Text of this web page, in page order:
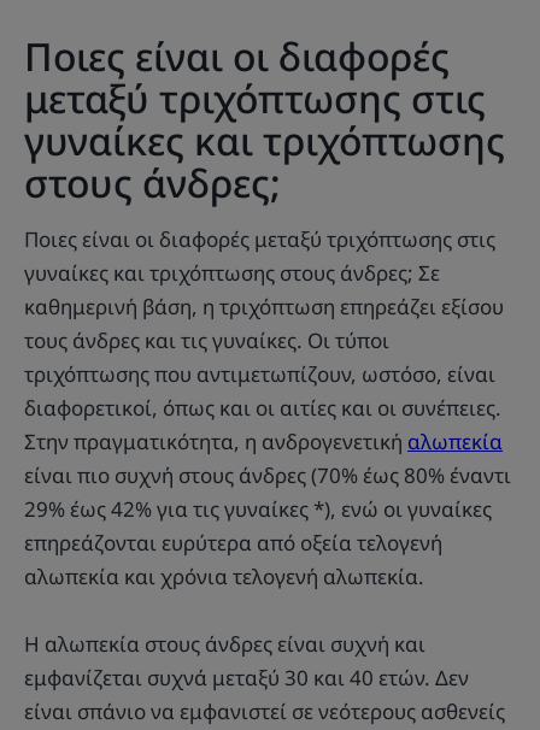
Ποιες είναι οι διαφορές
μεταξύ τριχόπτωσης στις
γυναίκες και τριχόπτωσης
στους άνδρες;
Ποιες είναι οι διαφορές μεταξύ τριχόπτωσης στις
γυναίκες και τριχόπτωσης στους άνδρες; Σε
καθημερινή βάση, η τριχόπτωση επηρεάζει εξίσου
τους άνδρες και τις γυναίκες. Οι τύποι
τριχόπτωσης που αντιμετωπίζουν, ωστόσο, είναι
διαφορετικοί, όπως και οι αιτίες και οι συνέπειες.
Στην πραγματικότητα, η ανδρογενετική αλωπεκία
είναι πιο συχνή στους άνδρες (70% έως 80% έναντι
29% έως 42% για τις γυναίκες *), ενώ οι γυναίκες
επηρεάζονται ευρύτερα από οξεία τελογενή
αλωπεκία και χρόνια τελογενή αλωπεκία.
Η αλωπεκία στους άνδρες είναι συχνή και
εμφανίζεται συχνά μεταξύ 30 και 40 ετών. Δεν
είναι σπάνιο να εμφανιστεί σε νεότερους ασθενείς